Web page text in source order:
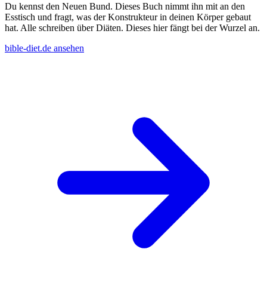
Du kennst den Neuen Bund. Dieses Buch nimmt ihn mit an den
Esstisch und fragt, was der Konstrukteur in deinen Körper gebaut
hat. Alle schreiben über Diäten. Dieses hier fängt bei der Wurzel an.
bible-diet.de ansehen